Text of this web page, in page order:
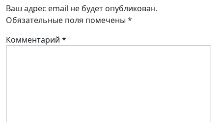
Ваш адрес email не будет опубликован.
Обязательные поля помечены *
Комментарий *